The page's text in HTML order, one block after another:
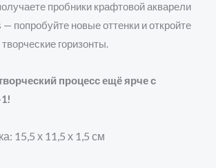
пробники крафтовой акварели
попробуйте новые оттенки и откройте
горизонты.
процесс ещё ярче с
15,5 х 11,5 х 1,5 см